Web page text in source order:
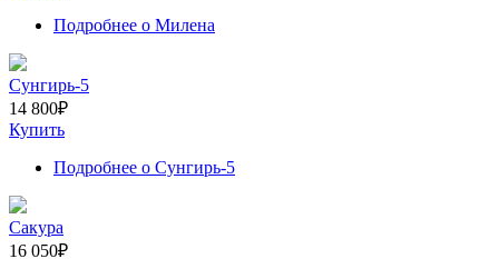
Подробнее о Милена
Сунгирь-5
14 800₽
Купить
Подробнее о Сунгирь-5
Сакура
16 050₽